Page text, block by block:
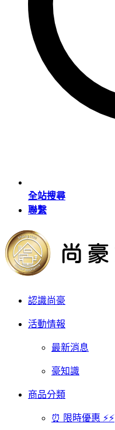
全站搜尋
聯繫
認識尚豪
活動情報
最新消息
豪知識
商品分類
⏰ 限時優惠 ⚡⚡